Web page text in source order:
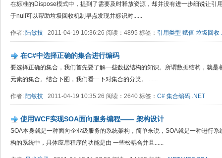
在标准的Dispose模式中，提到了需要及时释放资源，却并没有进一步细说让引
于null可以帮助垃圾回收机制早点发现并标识对......
作者: 陆敏技 2011-04-19 10:36:26 阅读：4895 标签： 引用类型 赋值 垃圾回收
在C#中选择正确的集合进行编码
要选择正确的集合，我们首先要了解一些数据结构的知识。所谓数据结构，就
元素的集合。结合下图，我们看一下对集合的分类。 ......
作者: 陆敏技 2011-04-19 10:35:26 阅读：2640 标签： C# 集合编码 .NET
使用WCF实现SOA面向服务编程—— 架构设计
SOA本身就是一种面向企业级服务的系统架构，简单来说，SOA就是一种进行
构的系统中，具体应用程序的功能是由 一些松耦合并且......